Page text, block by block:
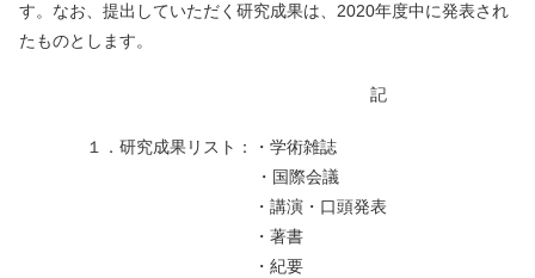
す。なお、提出していただく研究成果は、2020年度中に発表され
たものとします。
記
１．研究成果リスト：・学術雑誌
・国際会議
・講演・口頭発表
・著書
・紀要